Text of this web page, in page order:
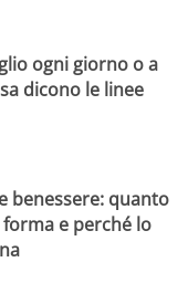
ogni giorno o a
dicono le linee
benessere: quanto
e perché lo